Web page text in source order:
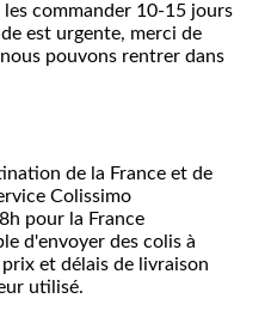
les commander 10-15 jours
est urgente, merci de
pouvons rentrer dans
de la France et de
Colissimo
pour la France
d'envoyer des colis à
et délais de livraison
utilisé.